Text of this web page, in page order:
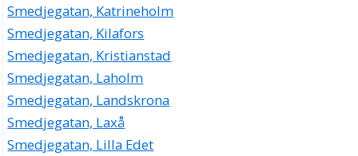
Smedjegatan, Katrineholm
Smedjegatan, Kilafors
Smedjegatan, Kristianstad
Smedjegatan, Laholm
Smedjegatan, Landskrona
Smedjegatan, Laxå
Smedjegatan, Lilla Edet